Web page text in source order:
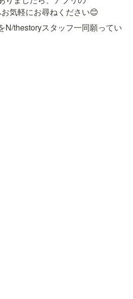
お気軽にお尋ねください😊
N/thestoryスタッフ一同願ってい